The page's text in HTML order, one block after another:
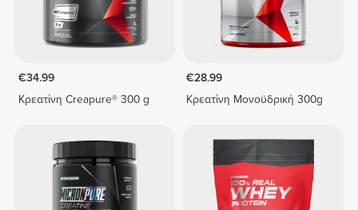
€34.99
Κρεατίνη Creapure® 300 g
€28.99
Κρεατίνη Μονοϋδρική 300g